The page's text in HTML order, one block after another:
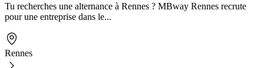
Tu recherches une alternance à Rennes ? MBway Rennes recrute
pour une entreprise dans le...
Rennes